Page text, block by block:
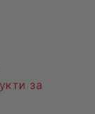
за